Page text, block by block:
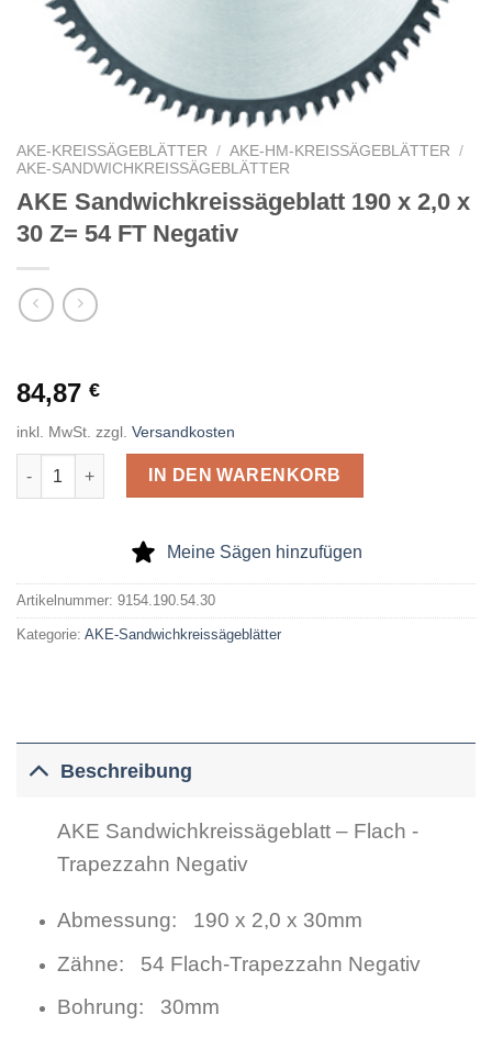
AKE-KREISSÄGEBLÄTTER / AKE-HM-KREISSÄGEBLÄTTER
/
AKE-SANDWICHKREISSÄGEBLÄTTER
AKE Sandwichkreissägeblatt 190 x 2,0 x
30 Z= 54 FT Negativ
84,87 €
inkl. MwSt. zzgl. Versandkosten
AKE Sandwichkreissägeblatt 190 x 2,0 x 30 Z= 54 FT Negativ
IN DEN WARENKORB
Meine Sägen hinzufügen
Artikelnummer: 9154.190.54.30
Kategorie: AKE-Sandwichkreissägeblätter
Beschreibung
AKE Sandwichkreissägeblatt – Flach -
Trapezzahn Negativ
Abmessung: 190 x 2,0 x 30mm
Zähne: 54 Flach-Trapezzahn Negativ
Bohrung: 30mm